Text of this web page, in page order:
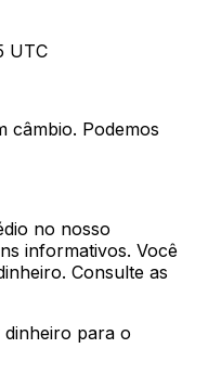
UTC
câmbio. Podemos
no nosso
informativos. Você
Consulte as
dinheiro para o